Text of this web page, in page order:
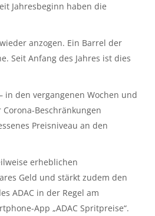
Jahresbeginn haben die
anzogen. Ein Barrel der
Seit Anfang des Jahres ist dies
den vergangenen Wochen und
Beschränkungen
Preisniveau an den
erheblichen
Geld und stärkt zudem den
ADAC in der Regel am
App „ADAC Spritpreise“.